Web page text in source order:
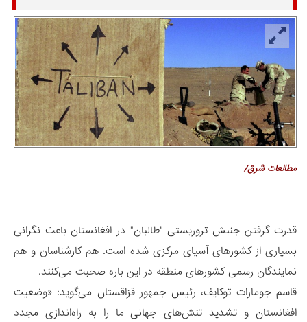
مطالعات شرق/
قدرت گرفتن جنبش تروریستی "طالبان" در افغانستان باعث نگرانی
بسیاری از کشورهای آسیای مرکزی شده است. هم کارشناسان و هم
نمایندگان رسمی کشورهای منطقه در این باره صحبت می‌کنند.
قاسم جومارات توکایف، رئیس جمهور قزاقستان می‌گوید: «وضعیت
افغانستان و تشدید تنش‌های جهانی ما را به راه‌اندازی مجدد